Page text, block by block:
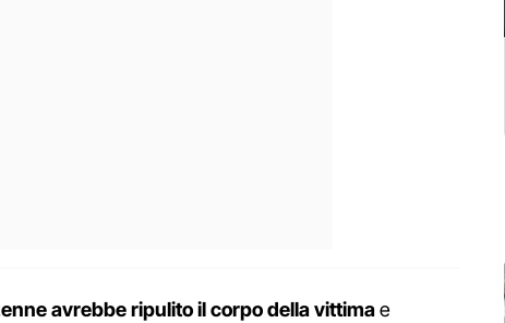
avrebbe ripulito il corpo della vittimae